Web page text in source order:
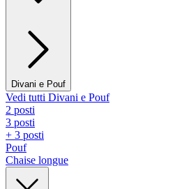
Divani e Pouf
Vedi tutti Divani e Pouf
2 posti
3 posti
+ 3 posti
Pouf
Chaise longue